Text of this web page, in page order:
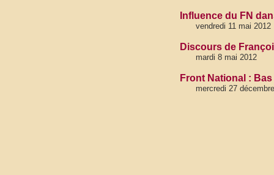
Influence du FN
vendredi 11 mai 2012
Discours de
mardi 8 mai 2012
Front National :
mercredi 27